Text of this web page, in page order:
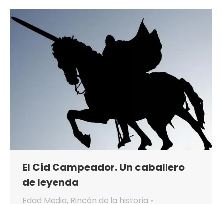
El Cid Campeador. Un caballero
de leyenda
Edad Media, Rincón de la historia